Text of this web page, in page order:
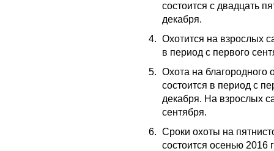
состоится с двадцать
декабря.
Охотится на взрослых
в период с первого
Охота на благородного
состоится в период с
декабря. На взрослых
сентября.
Сроки охоты на
состоится осенью 2016